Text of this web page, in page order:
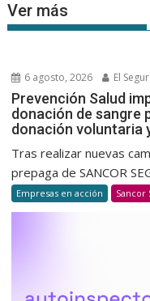
Ver más
6 agosto, 2026 El
Prevención Salud
donación de sangre
donación voluntaria
Tras realizar nuevas
prepaga de SANCOR
Empresas en acción Sancor